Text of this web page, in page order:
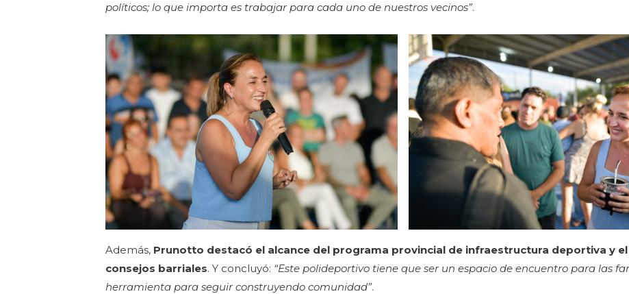
políticos; lo que importa es trabajar para cada uno de nuestros vecinos”.
Además, Prunotto destacó el alcance del programa provincial de infraestructura deportiva y
consejos barriales. Y concluyó: “Este polideportivo tiene que ser un espacio de encuentro para las
herramienta para seguir construyendo comunidad”.